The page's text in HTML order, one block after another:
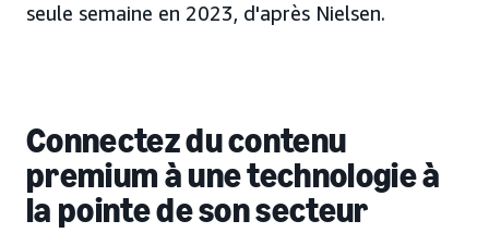
seule semaine en 2023, d'après Nielsen.
Connectez du contenu
premium à une technologie à
la pointe de son secteur